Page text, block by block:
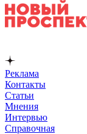
Реклама
Контакты
Статьи
Мнения
Интервью
Справочная